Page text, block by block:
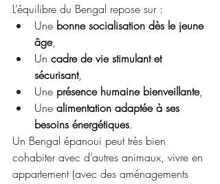
L’équilibre du Bengal repose sur :
Une bonne socialisation dès le jeune
âge,
Un cadre de vie stimulant et
sécurisant,
Une présence humaine bienveillante,
Une alimentation adaptée à ses
besoins énergétiques.
Un Bengal épanoui peut très bien
cohabiter avec d’autres animaux, vivre en
appartement (avec des aménagements